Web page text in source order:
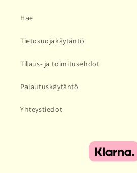
Hae
Tietosuojakäytäntö
Tilaus- ja toimitusehdot
Palautuskäytäntö
Yhteystiedot